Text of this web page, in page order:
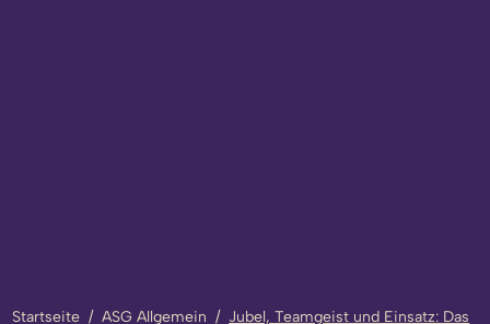
Startseite /ASG Allgemein / Jubel, Teamgeist und Einsatz: Das